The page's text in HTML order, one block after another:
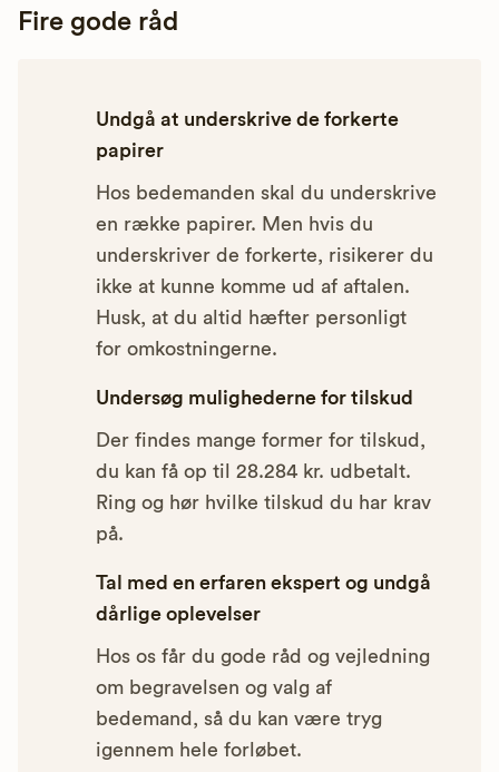
Fire gode råd
Undgå at underskrive de forkerte
papirer
Hos bedemanden skal du underskrive
en række papirer. Men hvis du
underskriver de forkerte, risikerer du
ikke at kunne komme ud af aftalen.
Husk, at du altid hæfter personligt
for omkostningerne.
Undersøg mulighederne for tilskud
Der findes mange former for tilskud,
du kan få op til 28.284 kr. udbetalt.
Ring og hør hvilke tilskud du har krav
på.
Tal med en erfaren ekspert og undgå
dårlige oplevelser
Hos os får du gode råd og vejledning
om begravelsen og valg af
bedemand, så du kan være tryg
igennem hele forløbet.